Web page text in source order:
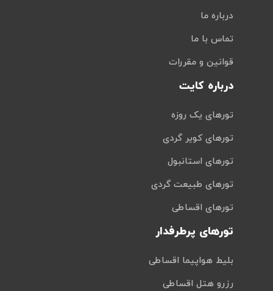
درباره ما
تماس با ما
قوانین و مقررات
درباره کایت
تورهای یک روزه
تورهای کویر گردی
تورهای استانبول
تورهای طبیعت گردی
تورهای اقساطی
تورهای پرطرفدار
بلیط هواپیما اقساطی
رزرو هتل اقساطی